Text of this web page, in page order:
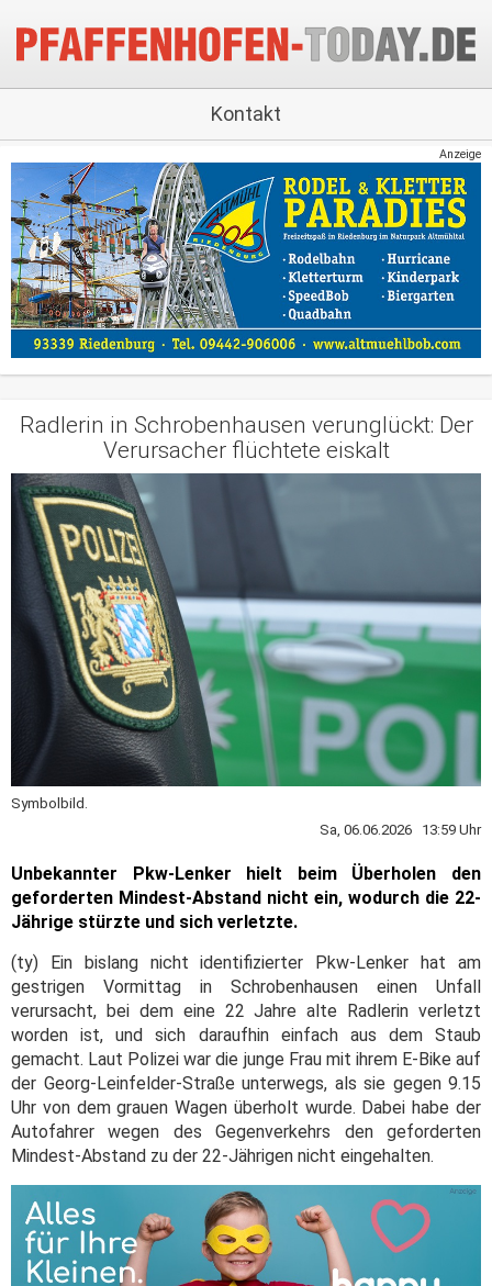
Kontakt
Anzeige
Radlerin in Schrobenhausen verunglückt: Der
Verursacher flüchtete eiskalt
Symbolbild.
Sa, 06.06.2026 13:59 Uhr
Unbekannter Pkw-Lenker hielt beim Überholen den
geforderten Mindest-Abstand nicht ein, wodurch die 22-
Jährige stürzte und sich verletzte.
(ty) Ein bislang nicht identifizierter Pkw-Lenker hat am
gestrigen Vormittag in Schrobenhausen einen Unfall
verursacht, bei dem eine 22 Jahre alte Radlerin verletzt
worden ist, und sich daraufhin einfach aus dem Staub
gemacht. Laut Polizei war die junge Frau mit ihrem E-Bike auf
der Georg-Leinfelder-Straße unterwegs, als sie gegen 9.15
Uhr von dem grauen Wagen überholt wurde. Dabei habe der
Autofahrer wegen des Gegenverkehrs den geforderten
Mindest-Abstand zu der 22-Jährigen nicht eingehalten.